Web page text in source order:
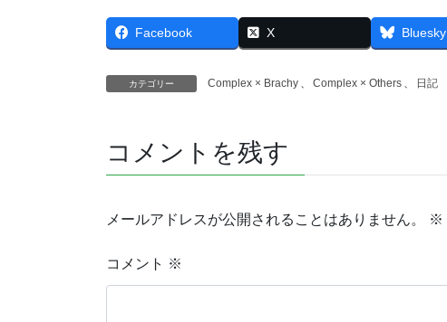
Facebook X Bluesky
カテゴリー Complex × Brachy 、 Complex × Others 、 日記
コメントを残す
メールアドレスが公開されることはありません。 ※
コメント ※